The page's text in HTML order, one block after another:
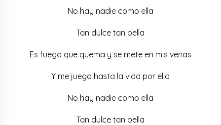
No hay nadie como ella
Tan dulce tan bella
Es fuego que quema y se mete en mis venas
Y me juego hasta la vida por ella
No hay nadie como ella
Tan dulce tan bella